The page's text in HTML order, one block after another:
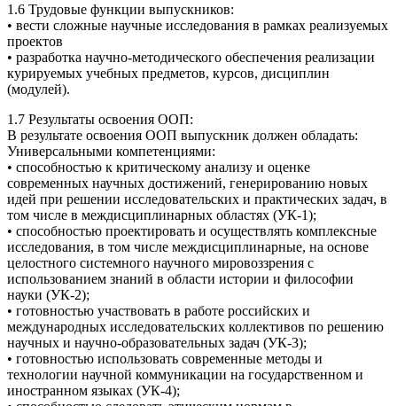
1.6 Трудовые функции выпускников:
• вести сложные научные исследования в рамках реализуемых
проектов
• разработка научно-методического обеспечения реализации
курируемых учебных предметов, курсов, дисциплин
(модулей).
1.7 Результаты освоения ООП:
В результате освоения ООП выпускник должен обладать:
Универсальными компетенциями:
• способностью к критическому анализу и оценке
современных научных достижений, генерированию новых
идей при решении исследовательских и практических задач, в
том числе в междисциплинарных областях (УК-1);
• способностью проектировать и осуществлять комплексные
исследования, в том числе междисциплинарные, на основе
целостного системного научного мировоззрения с
использованием знаний в области истории и философии
науки (УК-2);
• готовностью участвовать в работе российских и
международных исследовательских коллективов по решению
научных и научно-образовательных задач (УК-3);
• готовностью использовать современные методы и
технологии научной коммуникации на государственном и
иностранном языках (УК-4);